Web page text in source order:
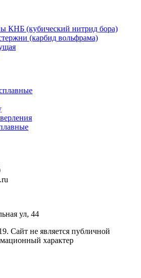
КНБ (кубический нитрид бора)
(карбид вольфрама)
ул, 44
не является публичной
характер